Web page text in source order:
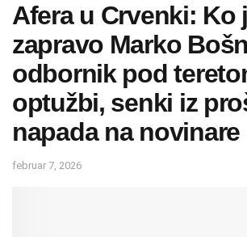
Afera u Crvenki: Ko
zapravo Marko
odbornik pod
optužbi, senki iz
napada na novinare
februar 7, 2026